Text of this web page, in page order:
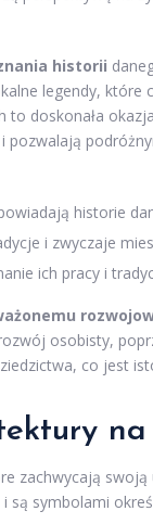
historii
legendy, które
to doskonała
historie
i zwyczaje
ich pracy i
osobisty,
co jest
na
zachwycają
są symbolami